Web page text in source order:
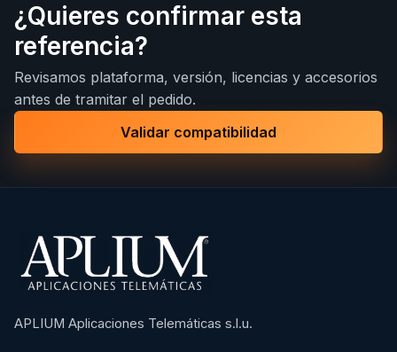
¿Quieres confirmar esta
referencia?
Revisamos plataforma, versión, licencias y accesorios
antes de tramitar el pedido.
Validar compatibilidad
APLIUM Aplicaciones Telemáticas s.l.u.